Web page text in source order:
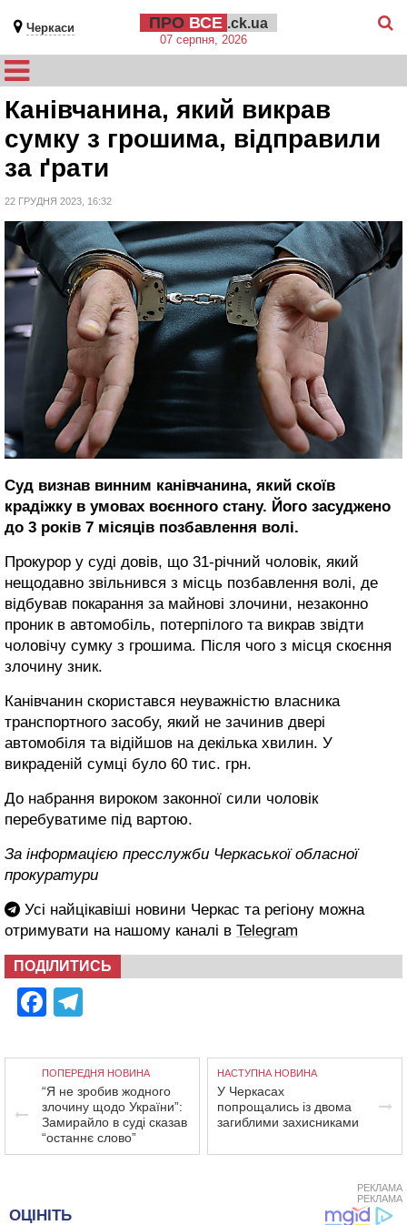
Черкаси ПРО ВСЕ .ck.ua
07 серпня, 2026
Канівчанина, який викрав
сумку з грошима, відправили
за ґрати
22 ГРУДНЯ 2023, 16:32
Суд визнав винним канівчанина, який скоїв
крадіжку в умовах воєнного стану. Його засуджено
до 3 років 7 місяців позбавлення волі.
Прокурор у суді довів, що 31-річний чоловік, який
нещодавно звільнився з місць позбавлення волі, де
відбував покарання за майнові злочини, незаконно
проник в автомобіль, потерпілого та викрав звідти
чоловічу сумку з грошима. Після чого з місця скоєння
злочину зник.
Канівчанин скористався неуважністю власника
транспортного засобу, який не зачинив двері
автомобіля та відійшов на декілька хвилин. У
викраденій сумці було 60 тис. грн.
До набрання вироком законної сили чоловік
перебуватиме під вартою.
За інформацією пресслужби Черкаської обласної
прокуратури
Усі найцікавіші новини Черкас та регіону можна
отримувати на нашому каналі в Telegram
ПОДІЛИТИСЬ
Facebook
ПОПЕРЕДНЯ НОВИНА
“Я не зробив жодного
злочину щодо України”:
Замирайло в суді сказав
“останнє слово”
НАСТУПНА НОВИНА
У Черкасах
попрощались із двома
загиблими захисниками
РЕКЛАМА
РЕКЛАМА